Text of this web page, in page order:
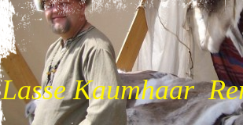
Lasse Kaumhaar